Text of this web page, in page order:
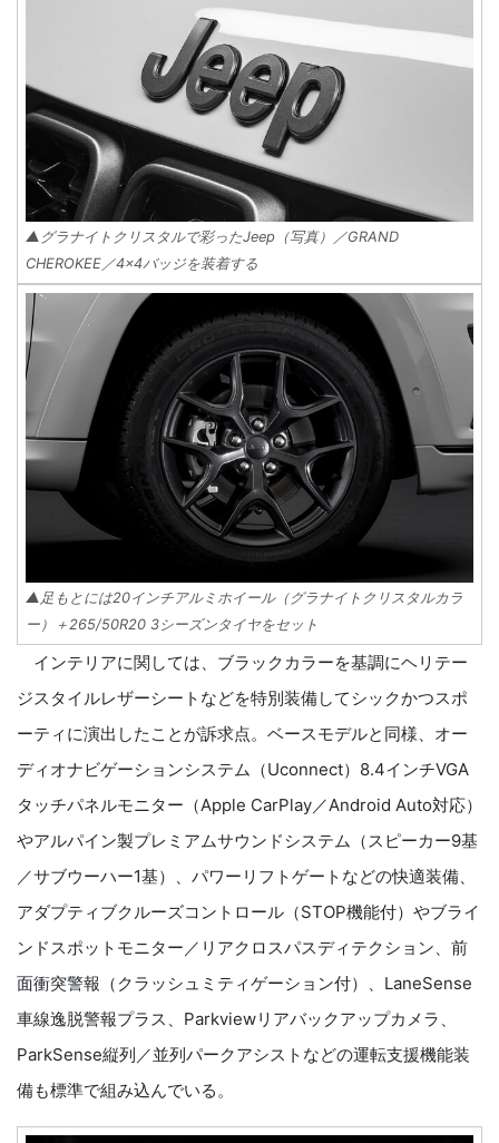
▲グラナイトクリスタルで彩ったJeep（写真）／GRAND
CHEROKEE／4×4バッジを装着する
▲足もとには20インチアルミホイール（グラナイトクリスタルカラ
ー）＋265/50R20 3シーズンタイヤをセット
インテリアに関しては、ブラックカラーを基調にヘリテー
ジスタイルレザーシートなどを特別装備してシックかつスポ
ーティに演出したことが訴求点。ベースモデルと同様、オー
ディオナビゲーションシステム（Uconnect）8.4インチVGA
タッチパネルモニター（Apple CarPlay／Android Auto対応）
やアルパイン製プレミアムサウンドシステム（スピーカー9基
／サブウーハー1基）、パワーリフトゲートなどの快適装備、
アダプティブクルーズコントロール（STOP機能付）やブライ
ンドスポットモニター／リアクロスパスディテクション、前
面衝突警報（クラッシュミティゲーション付）、LaneSense
車線逸脱警報プラス、Parkviewリアバックアップカメラ、
ParkSense縦列／並列パークアシストなどの運転支援機能装
備も標準で組み込んでいる。